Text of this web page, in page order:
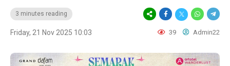
3 minutes reading
Friday, 21 Nov 2025 10:03 39 Admin22